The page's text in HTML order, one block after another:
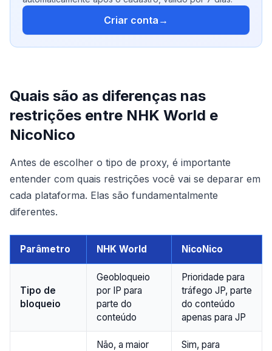
Criar conta →
Quais são as diferenças nas
restrições entre NHK World e
NicoNico
Antes de escolher o tipo de proxy, é importante
entender com quais restrições você vai se deparar em
cada plataforma. Elas são fundamentalmente
diferentes.
Parâmetro NHK World NicoNico
Tipo de
bloqueio
Geobloqueio
por IP para
parte do
conteúdo
Prioridade para
tráfego JP, parte
do conteúdo
apenas para JP
Não, a maior
Sim, para